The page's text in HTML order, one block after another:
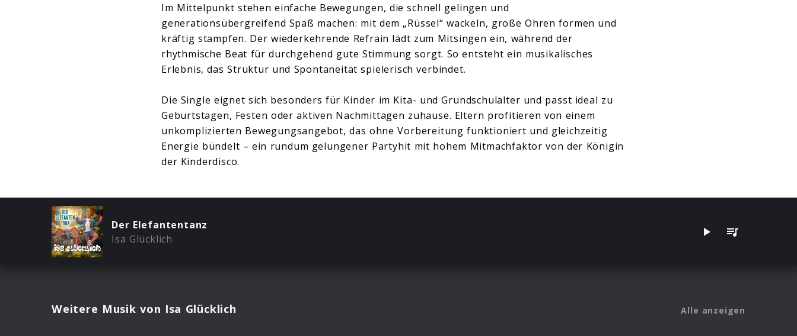
Im Mittelpunkt stehen einfache Bewegungen, die schnell gelingen und
generationsübergreifend Spaß machen: mit dem „Rüssel“ wackeln, große Ohren formen und
kräftig stampfen. Der wiederkehrende Refrain lädt zum Mitsingen ein, während der
rhythmische Beat für durchgehend gute Stimmung sorgt. So entsteht ein musikalisches
Erlebnis, das Struktur und Spontaneität spielerisch verbindet.
Die Single eignet sich besonders für Kinder im Kita- und Grundschulalter und passt ideal zu
Geburtstagen, Festen oder aktiven Nachmittagen zuhause. Eltern profitieren von einem
unkomplizierten Bewegungsangebot, das ohne Vorbereitung funktioniert und gleichzeitig
Energie bündelt – ein rundum gelungener Partyhit mit hohem Mitmachfaktor von der Königin
der Kinderdisco.
Der Elefantentanz
Isa Glücklich
Weitere Musik von Isa Glücklich Alle anzeigen